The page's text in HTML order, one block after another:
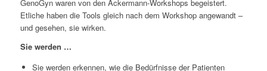
GenoGyn waren von den Ackermann-Workshops begeistert.
Etliche haben die Tools gleich nach dem Workshop angewandt –
und gesehen, sie wirken.
Sie werden …
Sie werden erkennen, wie die Bedürfnisse der Patienten